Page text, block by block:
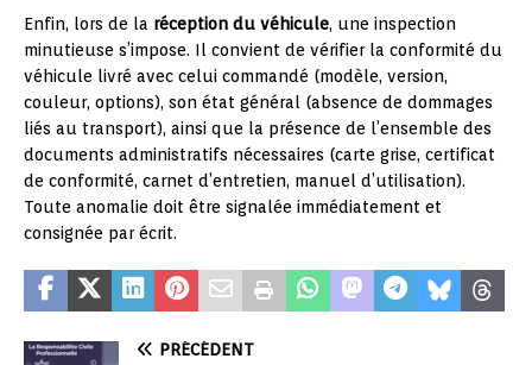
Enfin, lors de la réception du véhicule, une inspection
minutieuse s’impose. Il convient de vérifier la conformité du
véhicule livré avec celui commandé (modèle, version,
couleur, options), son état général (absence de dommages
liés au transport), ainsi que la présence de l’ensemble des
documents administratifs nécessaires (carte grise, certificat
de conformité, carnet d’entretien, manuel d’utilisation).
Toute anomalie doit être signalée immédiatement et
consignée par écrit.
PRÉCÉDENT